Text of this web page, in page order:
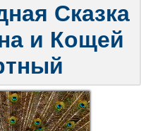
Сказка
и Кощей